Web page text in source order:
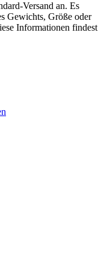
Versand an. Es
Gewichts, Größe oder
Informationen findest